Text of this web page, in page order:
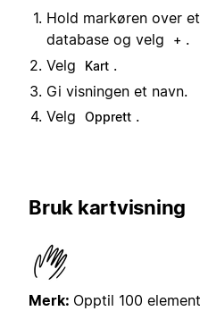
Hold markøren over
database og velg
+ .
Velg
Kart .
Gi visningen et navn.
Velg
Opprett .
Bruk kartvisning
Merk: Opptil 100